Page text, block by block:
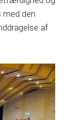
med den
af